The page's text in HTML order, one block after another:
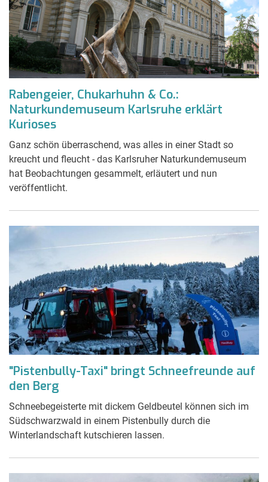
Rabengeier, Chukarhuhn & Co.:
Naturkundemuseum Karlsruhe erklärt
Kurioses
Ganz schön überraschend, was alles in einer Stadt so
kreucht und fleucht - das Karlsruher Naturkundemuseum
hat Beobachtungen gesammelt, erläutert und nun
veröffentlicht.
"Pistenbully-Taxi" bringt Schneefreunde auf
den Berg
Schneebegeisterte mit dickem Geldbeutel können sich im
Südschwarzwald in einem Pistenbully durch die
Winterlandschaft kutschieren lassen.